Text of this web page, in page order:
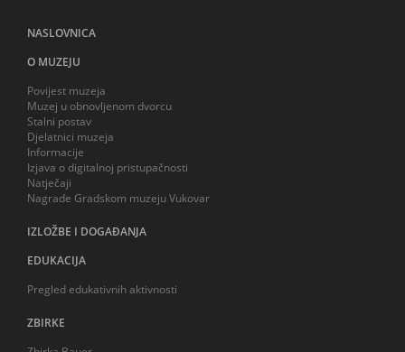
NASLOVNICA
O MUZEJU
Povijest muzeja
Muzej u obnovljenom dvorcu
Stalni postav
Djelatnici muzeja
Informacije
Izjava o digitalnoj pristupačnosti
Natječaji
Nagrade Gradskom muzeju Vukovar
IZLOŽBE I DOGAĐANJA
EDUKACIJA
Pregled edukativnih aktivnosti
ZBIRKE